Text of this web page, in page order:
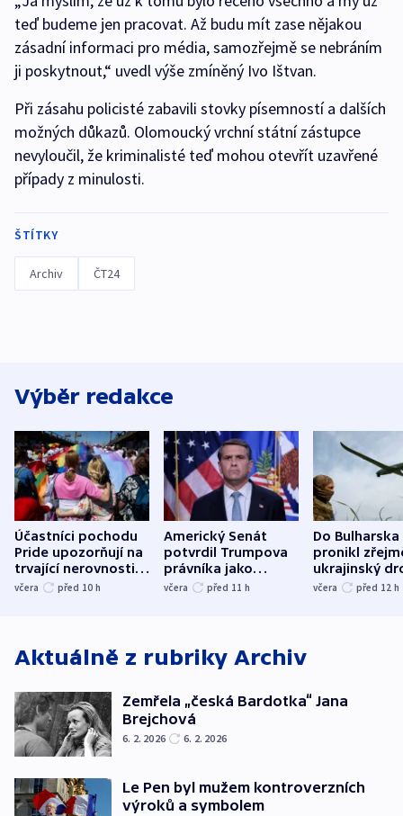
teď budeme jen pracovat. Až budu mít zase nějakou
zásadní informaci pro média, samozřejmě se nebráním
ji poskytnout,“ uvedl výše zmíněný Ivo Ištvan.
Při zásahu policisté zabavili stovky písemností a dalších
možných důkazů. Olomoucký vrchní státní zástupce
nevyloučil, že kriminalisté teď mohou otevřít uzavřené
případy z minulosti.
ŠTÍTKY
Archiv ČT24
Výběr redakce
Účastníci pochodu
Pride upozorňují na
trvající nerovnosti i
společenskou
včera před 10 h
Americký Senát
potvrdil Trumpova
právníka jako
ministra
včera před 11 h
Do Bulharska
pronikl
ukrajinský
explodoval
včera před 12 h
Aktuálně z rubriky Archiv
Zemřela „česká Bardotka“ Jana
Brejchová
6. 2. 2026 6. 2. 2026
Le Pen byl mužem kontroverzních
výroků a symbolem